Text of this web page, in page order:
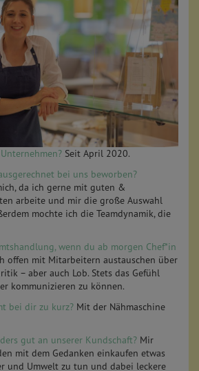
Seit April 2020.
bei uns beworben?
da ich gerne mit guten &
arbeite und mir die große Auswahl
mochte ich die Teamdynamik, die
wenn du ab morgen Chef*in
offen mit Mitarbeitern austauschen über
– aber auch Lob. Stets das Gefühl
kommunizieren zu können.
bei dir zu kurz? Mit der Nähmaschine
gut an unserer Kundschaft? Mir
mit dem Gedanken einkaufen etwas
und Umwelt zu tun und dabei leckere